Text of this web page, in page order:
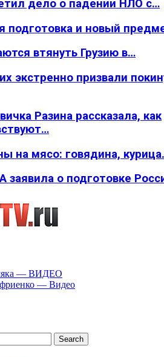
дело о падении НЛО с…
подготовка и новый
втянуть Грузию в…
экстренно призвали
Разина рассказала, как
на мясо: говядина,
заявила о подготовке
— ВИДЕО
— Видео
Search